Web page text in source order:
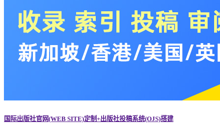
国际出版社官网(WEB SITE)定制+出版社投稿系统(OJS)搭建